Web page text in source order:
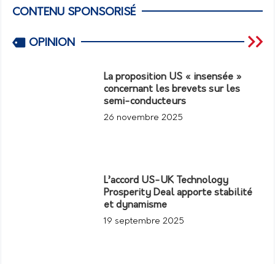
CONTENU SPONSORISÉ
OPINION
La proposition US « insensée »
concernant les brevets sur les
semi-conducteurs
26 novembre 2025
L’accord US-UK Technology
Prosperity Deal apporte stabilité
et dynamisme
19 septembre 2025